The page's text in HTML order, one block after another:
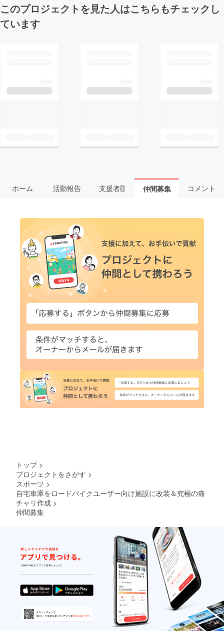
このプロジェクトを見た人はこちらもチェックし
ています
ホーム 活動報告 支援者 1 仲間募集 コメント
トップ >
プロジェクトをさがす >
スポーツ >
自宅車庫をロードバイクユーザー向け施設に改装＆究極の痛
チャリ作成 >
仲間募集